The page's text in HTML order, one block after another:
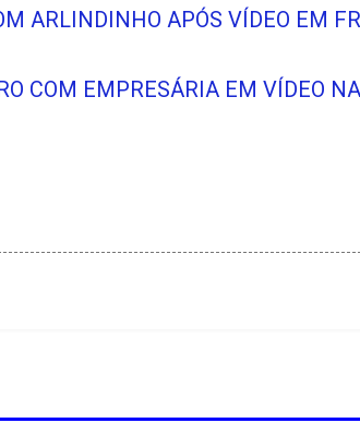
ARLINDINHO APÓS VÍDEO EM
COM EMPRESÁRIA EM VÍDEO